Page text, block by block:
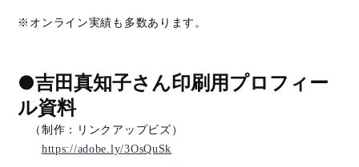
※オンライン実績も多数あります。
●吉田真知子さん印刷用プロフィー
ル資料
（制作：リンクアップビズ）
https://adobe.ly/3OsQuSk